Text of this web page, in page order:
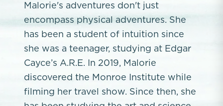
Malorie's adventures don't just
encompass physical adventures. She
has been a student of intuition since
she was a teenager, studying at Edgar
Cayce’s A.R.E. In 2019, Malorie
discovered the Monroe Institute while
filming her travel show. Since then, she